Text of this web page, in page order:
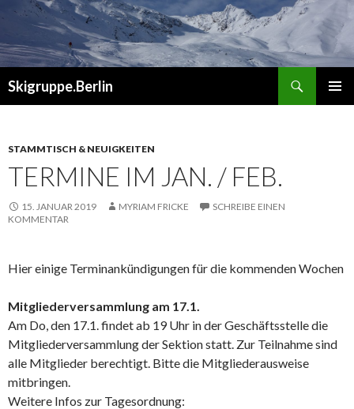
Skigruppe.Berlin
STAMMTISCH & NEUIGKEITEN
TERMINE IM JAN. / FEB.
15. JANUAR 2019 MYRIAM FRICKE
SCHREIBE EINEN
KOMMENTAR
Hier einige Terminankündigungen für die kommenden Wochen
Mitgliederversammlung am 17.1.
Am Do, den 17.1. findet ab 19 Uhr in der Geschäftsstelle die
Mitgliederversammlung der Sektion statt. Zur Teilnahme sind
alle Mitglieder berechtigt. Bitte die Mitgliederausweise
mitbringen.
Weitere Infos zur Tagesordnung: